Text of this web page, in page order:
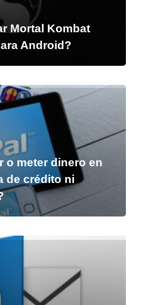
Mortal Kombat
Android?
o meter dinero en
de crédito ni